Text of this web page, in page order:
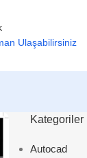
Ulaşabilirsiniz
Kategoriler
Autocad